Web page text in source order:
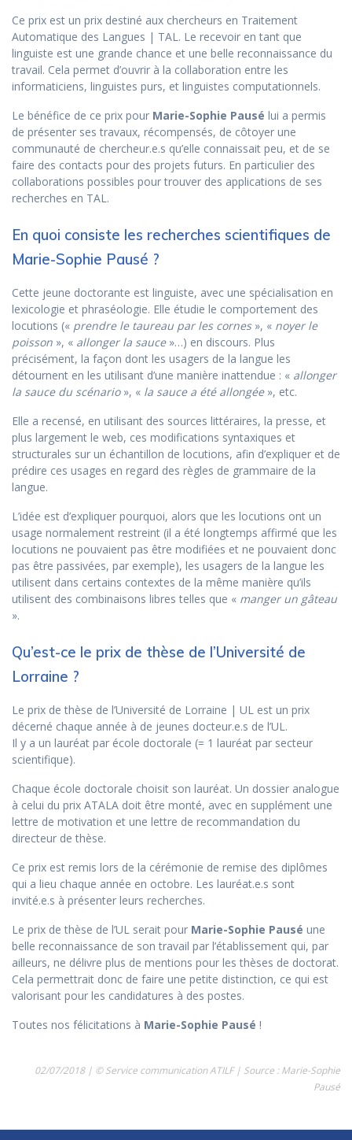
Ce prix est un prix destiné aux chercheurs en Traitement
Automatique des Langues | TAL. Le recevoir en tant que
linguiste est une grande chance et une belle reconnaissance du
travail. Cela permet d’ouvrir à la collaboration entre les
informaticiens, linguistes purs, et linguistes computationnels.
Le bénéfice de ce prix pour Marie-Sophie Pausé lui a permis
de présenter ses travaux, récompensés, de côtoyer une
communauté de chercheur.e.s qu’elle connaissait peu, et de se
faire des contacts pour des projets futurs. En particulier des
collaborations possibles pour trouver des applications de ses
recherches en TAL.
En quoi consiste les recherches scientifiques de
Marie-Sophie Pausé ?
Cette jeune doctorante est linguiste, avec une spécialisation en
lexicologie et phraséologie. Elle étudie le comportement des
locutions (« prendre le taureau par les cornes», « noyer le
poisson », « allonger la sauce»…) en discours. Plus
précisément, la façon dont les usagers de la langue les
détournent en les utilisant d’une manière inattendue : « allonger
la sauce du scénario», « la sauce a été allongée», etc.
Elle a recensé, en utilisant des sources littéraires, la presse, et
plus largement le web, ces modifications syntaxiques et
structurales sur un échantillon de locutions, afin d’expliquer et de
prédire ces usages en regard des règles de grammaire de la
langue.
L’idée est d’expliquer pourquoi, alors que les locutions ont un
usage normalement restreint (il a été longtemps affirmé que les
locutions ne pouvaient pas être modifiées et ne pouvaient donc
pas être passivées, par exemple), les usagers de la langue les
utilisent dans certains contextes de la même manière qu’ils
utilisent des combinaisons libres telles que « manger un gâteau
».
Qu’est-ce le prix de thèse de l’Université de
Lorraine ?
Le prix de thèse de l’Université de Lorraine | UL est un prix
décerné chaque année à de jeunes docteur.e.s de l’UL.
Il y a un lauréat par école doctorale (= 1 lauréat par secteur
scientifique).
Chaque école doctorale choisit son lauréat. Un dossier analogue
à celui du prix ATALA doit être monté, avec en supplément une
lettre de motivation et une lettre de recommandation du
directeur de thèse.
Ce prix est remis lors de la cérémonie de remise des diplômes
qui a lieu chaque année en octobre. Les lauréat.e.s sont
invité.e.s à présenter leurs recherches.
Le prix de thèse de l’UL serait pour Marie-Sophie Pausé une
belle reconnaissance de son travail par l’établissement qui, par
ailleurs, ne délivre plus de mentions pour les thèses de doctorat.
Cela permettrait donc de faire une petite distinction, ce qui est
valorisant pour les candidatures à des postes.
Toutes nos félicitations à Marie-Sophie Pausé !
02/07/2018 | © Service communication ATILF | Source : Marie-Sophie
Pausé